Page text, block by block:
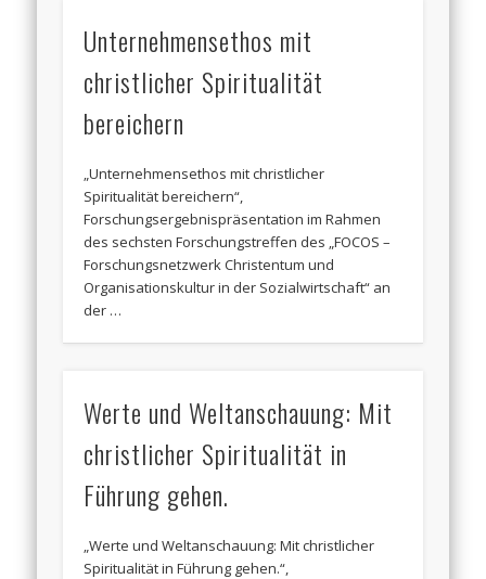
Unternehmensethos mit
christlicher Spiritualität
bereichern
„Unternehmensethos mit christlicher
Spiritualität bereichern“,
Forschungsergebnispräsentation im Rahmen
des sechsten Forschungstreffen des „FOCOS –
Forschungsnetzwerk Christentum und
Organisationskultur in der Sozialwirtschaft“ an
der …
Werte und Weltanschauung: Mit
christlicher Spiritualität in
Führung gehen.
„Werte und Weltanschauung: Mit christlicher
Spiritualität in Führung gehen.“,